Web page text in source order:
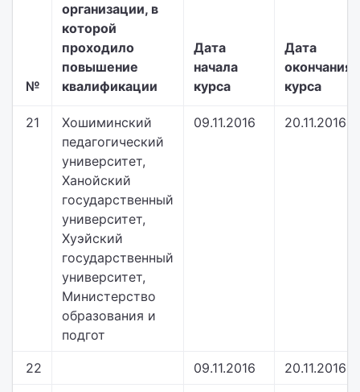
№
организации, в
которой
проходило
повышение
квалификации
Дата
начала
курса
Дата
окончания
курса
21
Хошиминский
педагогический
университет,
Ханойский
государственный
университет,
Хуэйский
государственный
университет,
Министерство
образования и
подгот
09.11.2016 20.11.2016
22 09.11.2016 20.11.2016